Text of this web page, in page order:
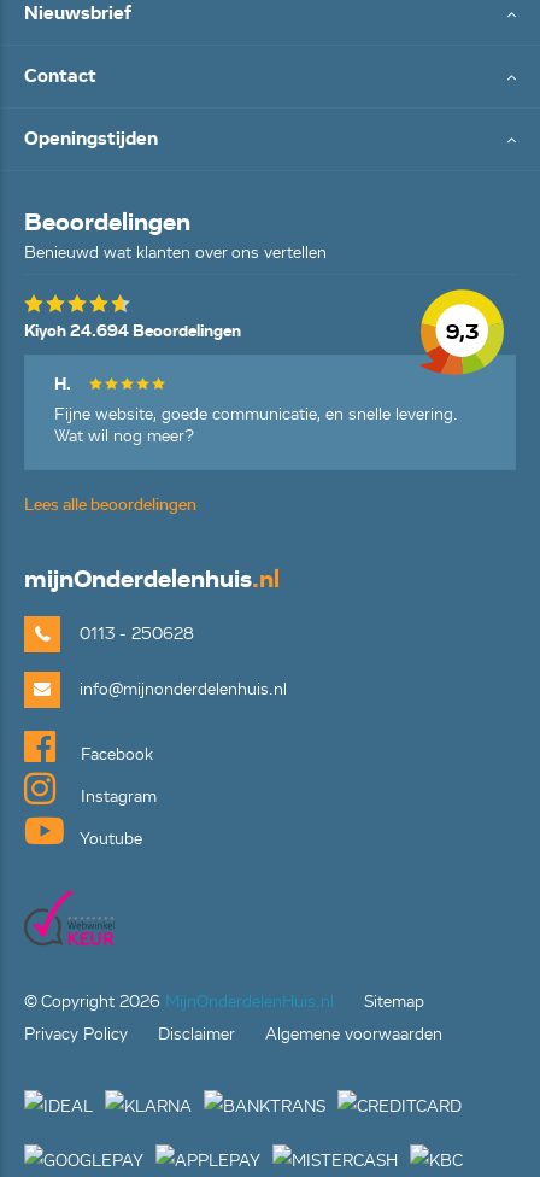
Nieuwsbrief
Contact
Openingstijden
Beoordelingen
Benieuwd wat klanten over ons vertellen
9,3
Kiyoh 24.694 Beoordelingen
H.
Fijne website, goede communicatie, en snelle levering.
Wat wil nog meer?
Lees alle beoordelingen
mijnOnderdelenhuis.nl
0113 - 250628
info@mijnonderdelenhuis.nl
Facebook
Instagram
Youtube
© Copyright 2026 MijnOnderdelenHuis.nl
Sitemap
Privacy Policy
Disclaimer Algemene voorwaarden